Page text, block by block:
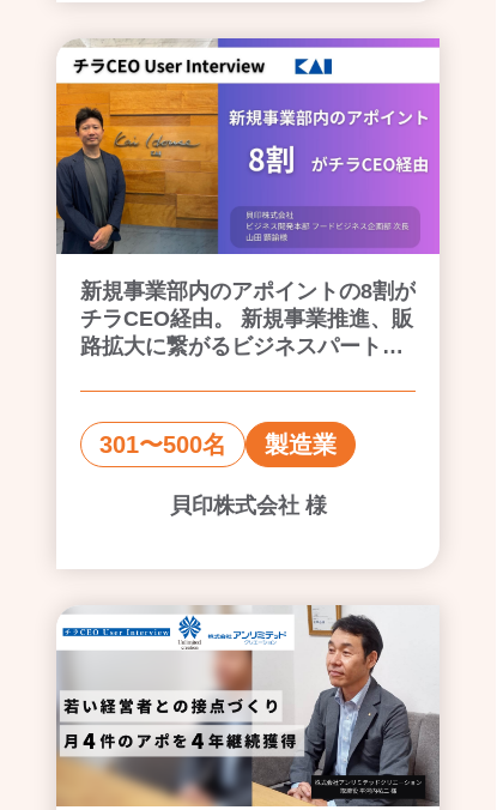
新規事業部内のアポイントの8割が
チラCEO経由。 新規事業推進、販
路拡大に繋がるビジネスパートナ
301〜500名 製造業
貝印株式会社 様